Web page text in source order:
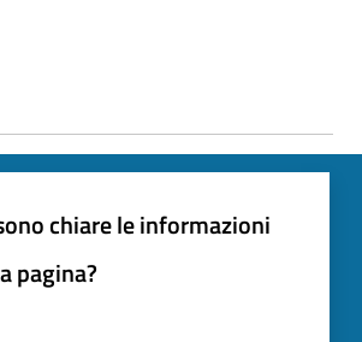
chiare le informazioni
pagina?